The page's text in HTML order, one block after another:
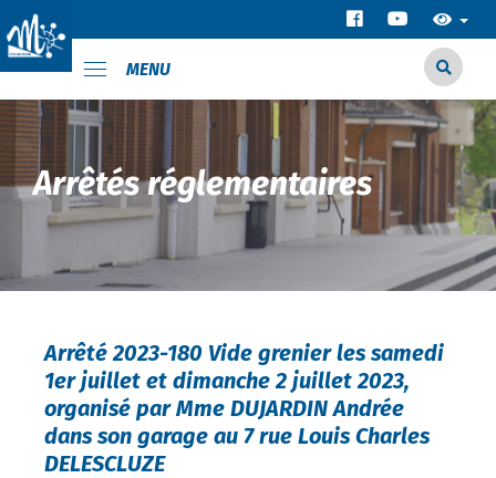
MENU
Arrêtés réglementaires
Arrêté 2023-180 Vide grenier les samedi
1er juillet et dimanche 2 juillet 2023,
organisé par Mme DUJARDIN Andrée
dans son garage au 7 rue Louis Charles
DELESCLUZE